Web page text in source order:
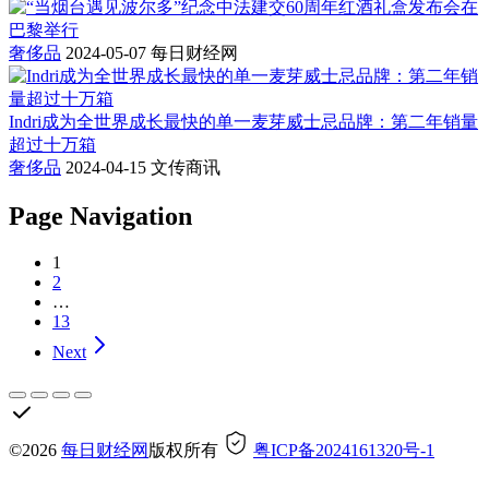
奢侈品 2024-05-07 每日财经网
Indri成为全世界成长最快的单一麦芽威士忌品牌：第二年销量
超过十万箱
奢侈品 2024-04-15 文传商讯
Page Navigation
1
2
…
13
Next
©2026 每日财经网 版权所有 粤ICP备2024161320号-1